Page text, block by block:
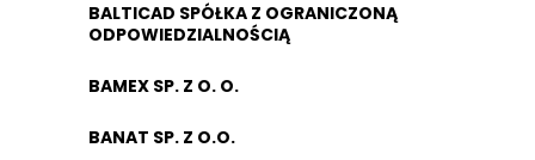
BALTICAD SPÓŁKA Z OGRANICZONĄ
ODPOWIEDZIALNOŚCIĄ
BAMEX SP. Z O. O.
BANAT SP. Z O.O.